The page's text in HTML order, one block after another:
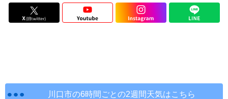
川口市の6時間ごとの2週間天気はこちら